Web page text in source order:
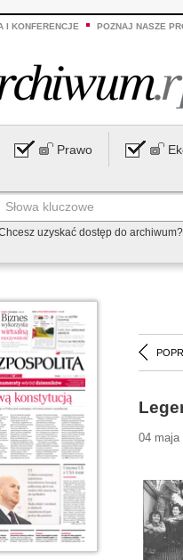
I KONFERENCJE POZNAJ NASZE
Prawo
uzyskać dostęp do archiwum?
04 maja